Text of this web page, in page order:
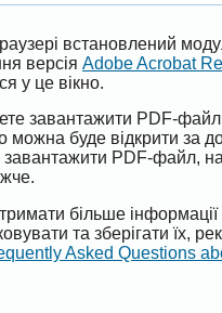
встановлений
версія Adobe Acrobat
у це вікно.
завантажити PDF-
можна буде відкрити за
PDF-файл,
більше
та зберігати їх,
Asked Questions